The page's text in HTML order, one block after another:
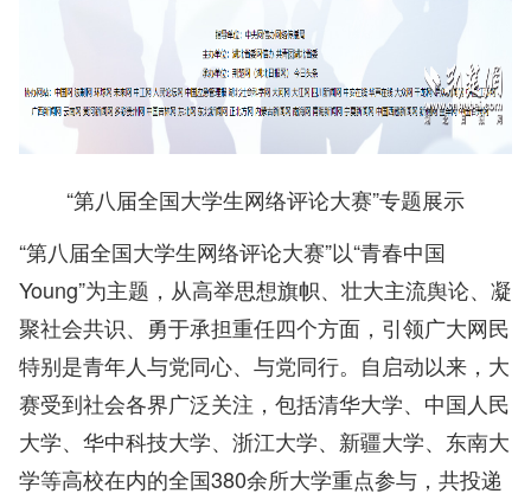
“第八届全国大学生网络评论大赛”专题展示
“第八届全国大学生网络评论大赛”以“青春中国
Young”为主题，从高举思想旗帜、壮大主流舆论、凝
聚社会共识、勇于承担重任四个方面，引领广大网民
特别是青年人与党同心、与党同行。自启动以来，大
赛受到社会各界广泛关注，包括清华大学、中国人民
大学、华中科技大学、浙江大学、新疆大学、东南大
学等高校在内的全国380余所大学重点参与，共投递